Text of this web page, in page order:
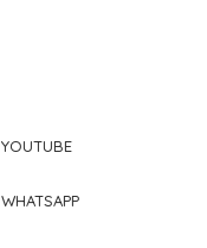
YOUTUBE
WHATSAPP